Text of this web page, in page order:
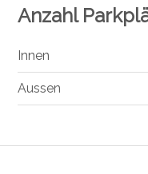
Anzahl
Innen
Aussen